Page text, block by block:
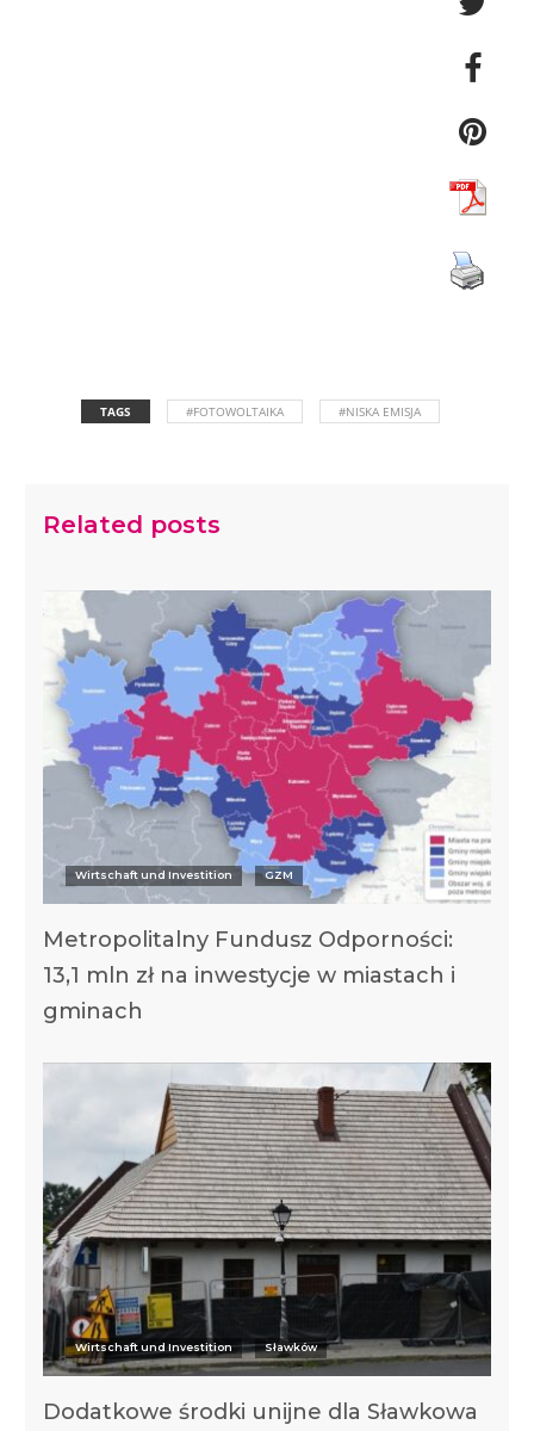
TAGS #FOTOWOLTAIKA #NISKA EMISJA
Related posts
Wirtschaft und Investition GZM
Metropolitalny Fundusz Odporności:
13,1 mln zł na inwestycje w miastach i
gminach
Wirtschaft und Investition Sławków
Dodatkowe środki unijne dla Sławkowa